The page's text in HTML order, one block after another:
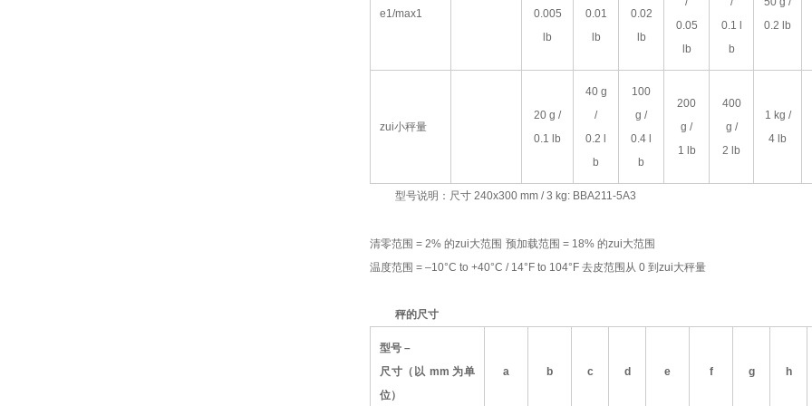
e1/max1
0.005
lb
0.01
lb
0.02
lb
0.05
lb
0.1 l
b
0.2 lb
zui小秤量
20 g /
0.1 lb
40 g
/
0.2 l
b
100
g /
0.4 l
b
200
g /
1 lb
400
g /
2 lb
1 kg /
4 lb
型号说明：尺寸 240x300 mm / 3 kg: BBA211-5A3
清零范围 = 2% 的zui大范围 预加载范围 = 18% 的zui大范围
温度范围 = –10°C to +40°C / 14°F to 104°F 去皮范围从 0 到zui大秤量
秤的尺寸
型号 –
尺寸（以 mm 为单
位）
a b c d e f g h